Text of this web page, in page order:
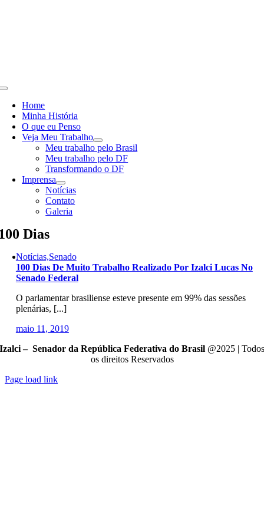
Toggle
NavigationHome
Minha História
O que eu Penso
Veja Meu Trabalho
Meu trabalho pelo Brasil
Meu trabalho pelo DF
Transformando o DF
Imprensa
Notícias
Contato
Galeria
Dias
Notícias,Senado
100 Dias De Muito Trabalho Realizado Por Izalci Lucas No
Senado Federal
O parlamentar brasiliense esteve presente em 99% das sessões
plenárias, [...]
maio 11, 2019
Izalci – Senador da República Federativa do Brasil @2025 | Todos
os direitos Reservados
Page load link